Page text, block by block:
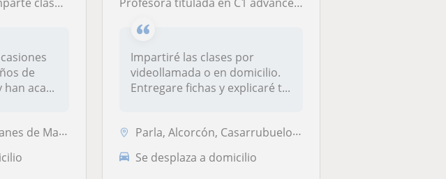
de
aca...
Moraleja de Enmedio
Impartiré las clases por
videollamada o en domicilio.
Entregare fichas y explicaré t...
Parla, Alcorcón, Casarrubuelos, Getafe, Torrejón de la Calzada, Torrej...
Se desplaza a domicilio